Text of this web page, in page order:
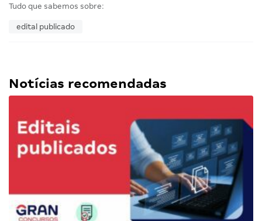
Tudo que sabemos sobre:
edital publicado
Notícias recomendadas